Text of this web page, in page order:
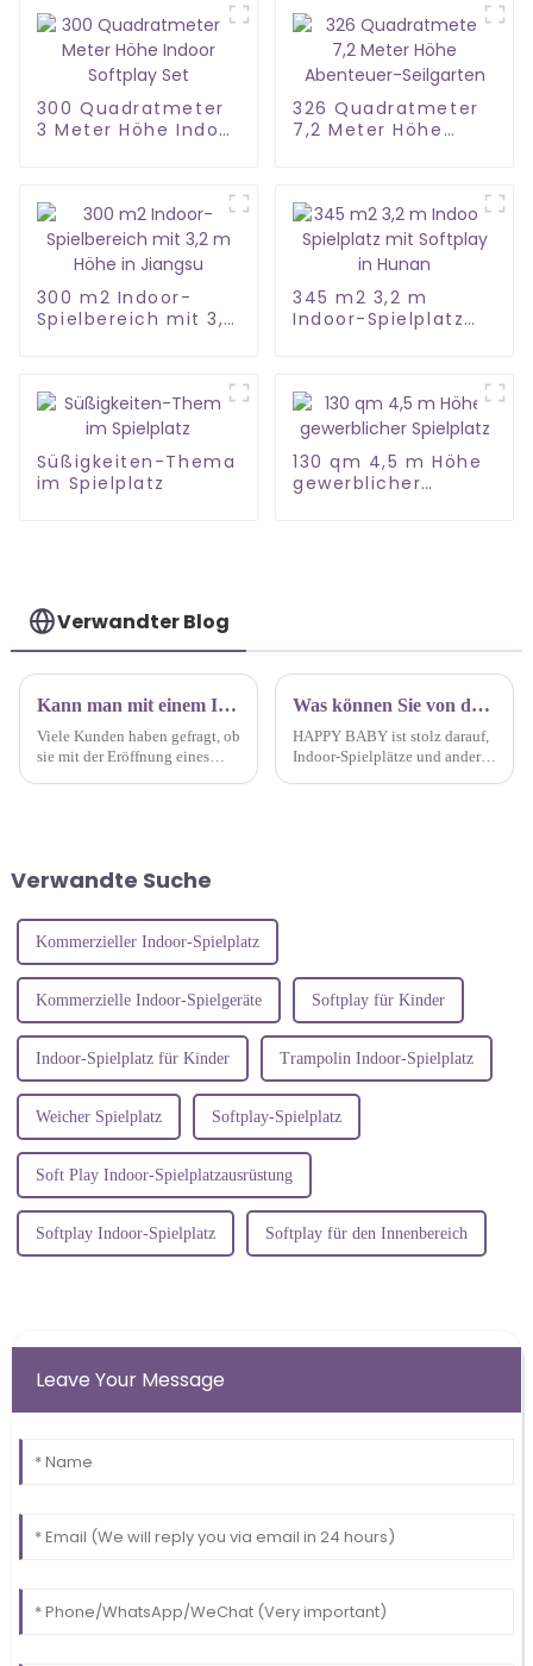
300 Quadratmeter
3 Meter Höhe Indoor
326 Quadratmeter
7,2 Meter Höhe
300 m2 Indoor-
Spielbereich mit 3,2
345 m2 3,2 m
Indoor-Spielplatz
Süßigkeiten-Thema
im Spielplatz
130 qm 4,5 m Höhe
gewerblicher
Verwandter Blog
Kann man mit einem Indoor-Spielplatz für Kinder Geld verdienen?
Viele Kunden haben gefragt, ob
sie mit der Eröffnung eines
Anfangsphase.
Was können Sie von der Fabrik für Indoor-Kinderspielplätze von HAPPY BABY erwarten?
HAPPY BABY ist stolz darauf,
Indoor-Spielplätze und andere
Verwandte Suche
Kommerzieller Indoor-Spielplatz
Kommerzielle Indoor-Spielgeräte Softplay für Kinder
Indoor-Spielplatz für Kinder Trampolin Indoor-Spielplatz
Weicher Spielplatz Softplay-Spielplatz
Soft Play Indoor-Spielplatzausrüstung
Softplay Indoor-Spielplatz Softplay für den Innenbereich
Leave Your Message